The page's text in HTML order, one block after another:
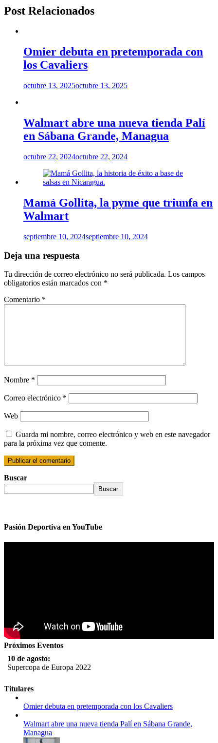
Post Relacionados
Omier debuta en pretemporada con
los Cavaliers
octubre 13, 2025octubre 13, 2025
Walmart abre una nueva tienda Palí
en Sábana Grande, Managua
octubre 22, 2024octubre 22, 2024
Mamá Gollita, la pyme que triunfa en
Walmart
septiembre 10, 2024septiembre 10, 2024
Deja una respuesta
Tu dirección de correo electrónico no será publicada. Los campos
obligatorios están marcados con *
Comentario *
Nombre *
Correo electrónico *
Web
Guarda mi nombre, correo electrónico y web en este navegador
para la próxima vez que comente.
Buscar
Buscar
Pasión Deportiva en YouTube
Próximos Eventos
10 de agosto:
Supercopa de Europa 2022
11 al 21 de agosto:
Campeonato Europeo de Natación 2022
12 de agosto:
Empieza La Liga 2022-2023
Titulares
Omier debuta en pretemporada con los Cavaliers
Walmart abre una nueva tienda Palí en Sábana Grande,
Managua